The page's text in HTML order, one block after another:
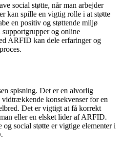
social støtte, når man arbejder
kan spille en vigtig rolle i at støtte
en positiv og støttende miljø
og online
ARFID kan dele erfaringer og
spisning. Det er en alvorlig
vidtrækkende konsekvenser for en
Det er vigtigt at få korrekt
eller en elsket lider af ARFID.
social støtte er vigtige elementer i